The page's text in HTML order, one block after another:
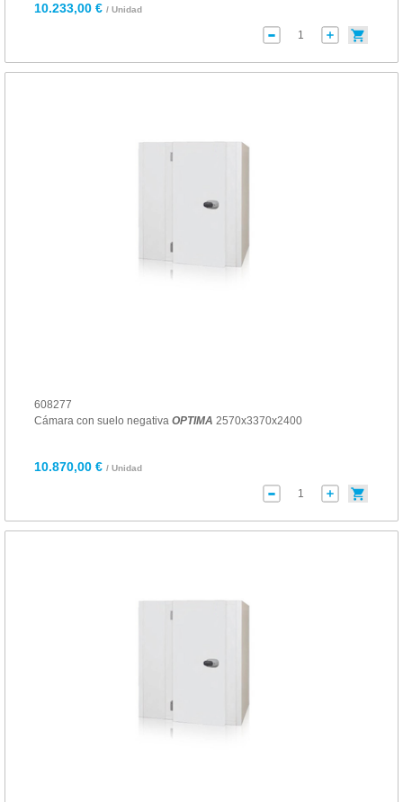
10.233,00 € / Unidad
608277
Cámara con suelo negativa OPTIMA 2570x3370x2400
10.870,00 € / Unidad